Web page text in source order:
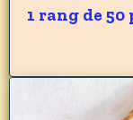
1 rang de
vert du